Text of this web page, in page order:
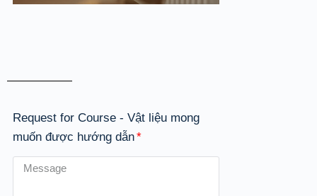
Request for Course - Vật liệu mong
muốn được hướng dẫn